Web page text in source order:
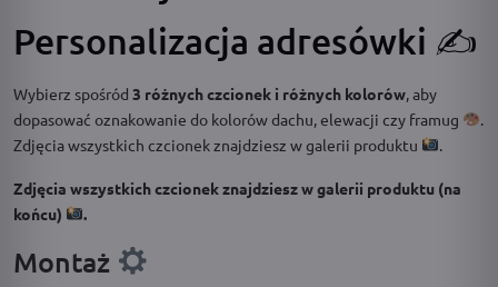
Personalizacja adresówki ✍️
Wybierz spośród 3 różnych czcionek i różnych kolorów, aby
dopasować oznakowanie do kolorów dachu, elewacji czy framug
.
Zdjęcia wszystkich czcionek znajdziesz w galerii produktu
.
Zdjęcia wszystkich czcionek znajdziesz w galerii produktu (na
końcu)
.
Montaż